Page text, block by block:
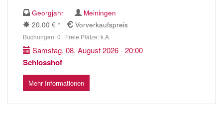
Georgjahr
Meiningen
20.00 € *
Vorverkaufspreis
Buchungen: 0 | Freie Plätze: k.A.
Samstag, 08. August 2026 - 20:00
Schlosshof
Mehr Informationen